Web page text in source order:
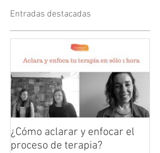
Entradas destacadas
¿Cómo aclarar y enfocar el
proceso de terapia?